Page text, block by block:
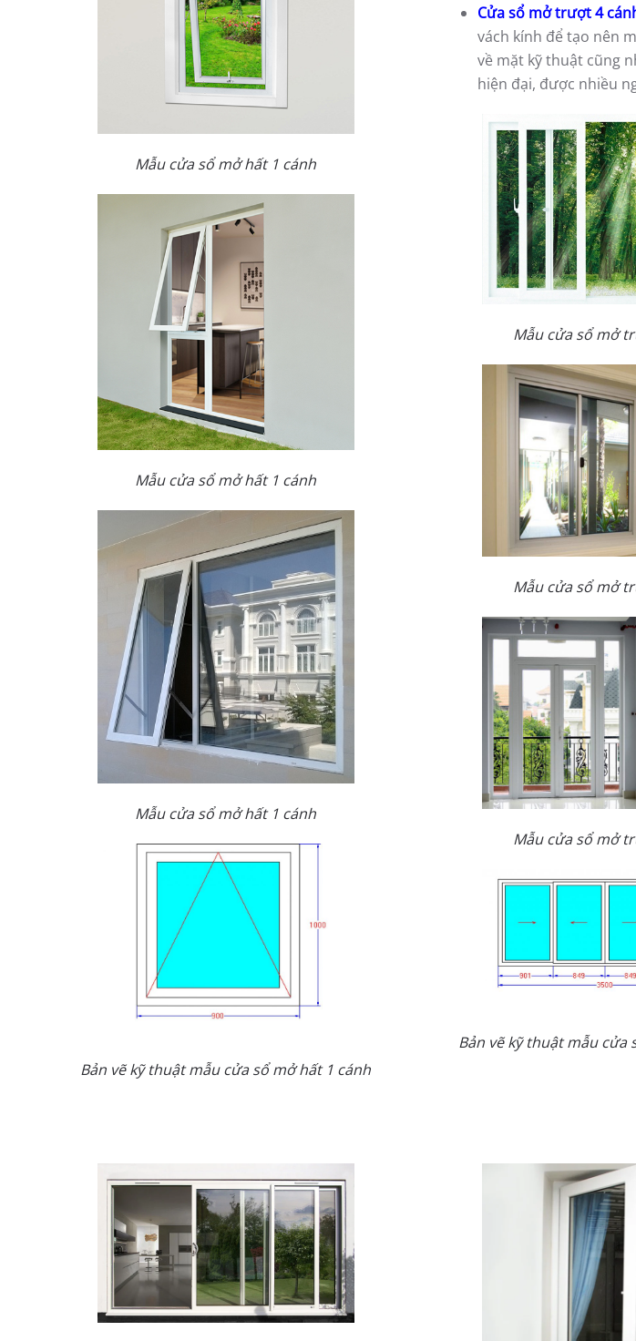
Mẫu cửa sổ mở hất 1 cánh
Mẫu cửa sổ mở hất 1 cánh
Mẫu cửa sổ mở hất 1 cánh
Bản vẽ kỹ thuật mẫu cửa sổ mở hất 1 cánh
Cửa sổ mở trượt 4
vách kính để tạo nên
về mặt kỹ thuật cũng
hiện đại, được nhiều
Mẫu cửa sổ mở
Mẫu cửa sổ mở
Mẫu cửa sổ mở
Bản vẽ kỹ thuật mẫu